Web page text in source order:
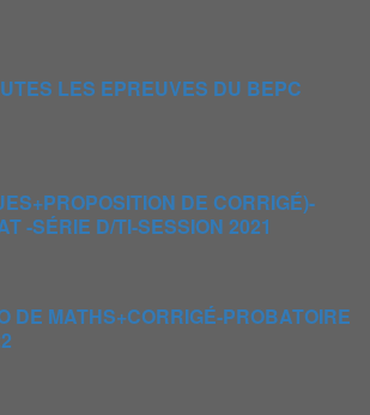
LES EPREUVES DU BEPC
DE CORRIGÉ)-
-SÉRIE D/TI-SESSION 2021
DE MATHS+CORRIGÉ-PROBATOIRE